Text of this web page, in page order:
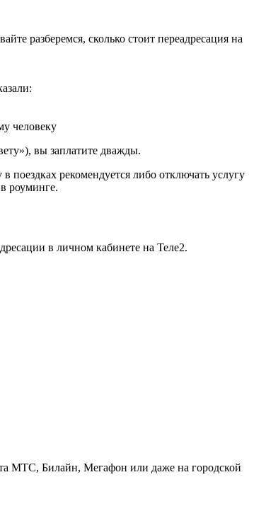
разберемся, сколько стоит переадресация на
человеку
вы заплатите дважды.
поездках рекомендуется либо отключать услугу
роуминге.
в личном кабинете на Теле2.
МТС, Билайн, Мегафон или даже на городской